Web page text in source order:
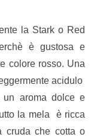
la Stark o Red
è gustosa e
colore rosso. Una
acidulo
un aroma dolce e
la mela è ricca
cruda che cotta o